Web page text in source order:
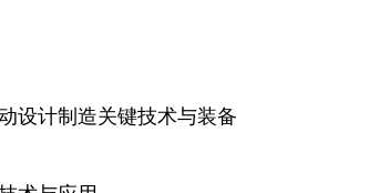
计制造关键技术与装备